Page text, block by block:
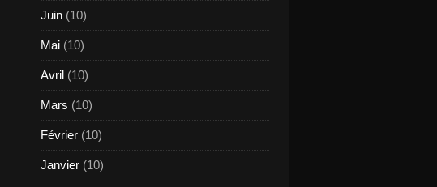
Juin (10)
Mai (10)
Avril (10)
Mars (10)
Février (10)
Janvier (10)